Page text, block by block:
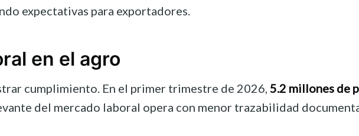
expectativas para exportadores.
en el agro
cumplimiento. En el primer trimestre de 2026, 5.2 millones de
del mercado laboral opera con menor trazabilidad